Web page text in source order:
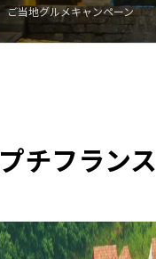
ご当地グルメキャンペーン
プチフランス